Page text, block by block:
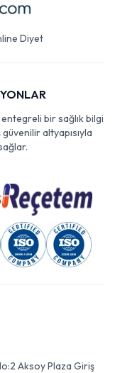
Diyet
bir sağlık bilgi
altyapısıyla
Aksoy Plaza Giriş